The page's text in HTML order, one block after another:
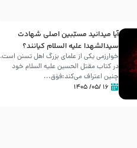
آیا میدانید مسبّبین اصلی شهادت
سیدالشهدا علیه ‌السلام کیانند؟
خوارزمی یکی از علمای بزرگ اهل تسنن است،
در کتاب مقتل الحسین علیه ‌السلام خود
چنین اعتراف می‌کند:فوَق...
۱۶ /۰۵/ ۱۴۰۵